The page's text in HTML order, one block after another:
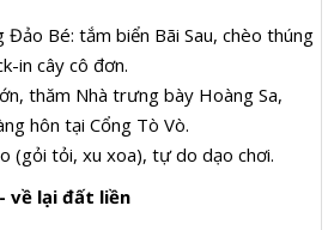
Đảo Bé: tắm biển Bãi Sau, chèo thúng
in cây cô đơn.
thăm Nhà trưng bày Hoàng Sa,
hôn tại Cổng Tò Vò.
(gỏi tỏi, xu xoa), tự do dạo chơi.
về lại đất liền